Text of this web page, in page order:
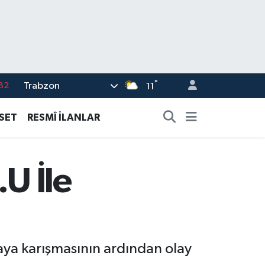
Trabzon 11 °
RESMÎ İLANLAR
İle
karışmasının ardından olay